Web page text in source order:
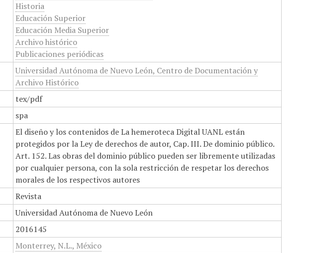
Historia
Educación Superior
Educación Media Superior
Archivo histórico
Publicaciones periódicas
Universidad Autónoma de Nuevo León, Centro de Documentación y
Archivo Histórico
tex/pdf
spa
El diseño y los contenidos de La hemeroteca Digital UANL están
protegidos por la Ley de derechos de autor, Cap. III. De dominio público.
Art. 152. Las obras del dominio público pueden ser libremente utilizadas
por cualquier persona, con la sola restricción de respetar los derechos
morales de los respectivos autores
Revista
Universidad Autónoma de Nuevo León
2016145
Monterrey, N.L., México